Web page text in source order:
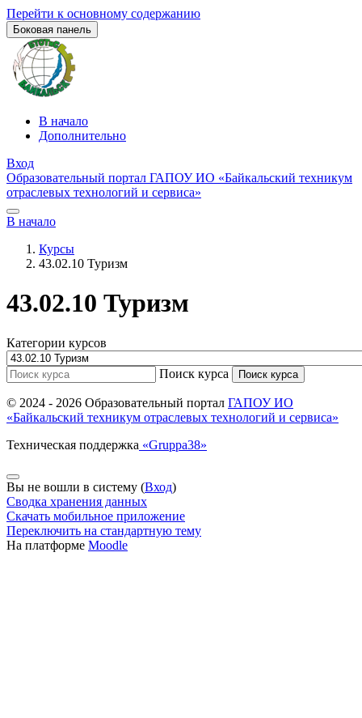
Перейти к основному содержанию
Боковая панель
В начало
Дополнительно
Вход
Образовательный портал ГАПОУ ИО «Байкальский техникум
отраслевых технологий и сервиса»
В начало
Курсы
43.02.10 Туризм
43.02.10 Туризм
Категории курсов
Поиск курса Поиск курса
© 2024 - 2026 Образовательный портал ГАПОУ ИО
«Байкальский техникум отраслевых технологий и сервиса»
Техническая поддержка «Gruppa38»
Вы не вошли в систему (Вход)
Сводка хранения данных
Скачать мобильное приложение
Переключить на стандартную тему
На платформе Moodle